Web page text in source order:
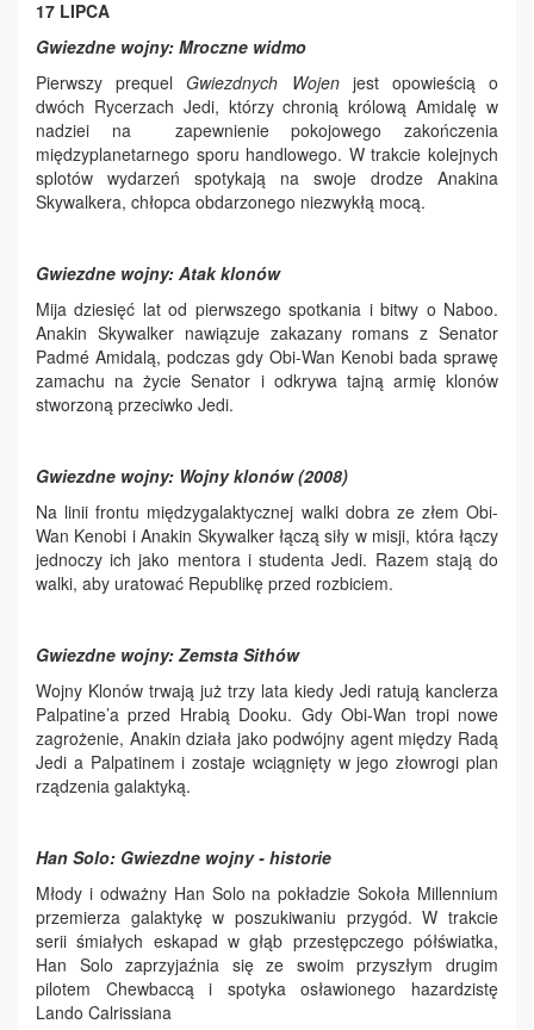
17 LIPCA
Gwiezdne wojny: Mroczne widmo
Pierwszy prequelGwiezdnych Wojen jest opowieścią o
dwóch Rycerzach Jedi, którzy chronią królową Amidalę w
nadziei na zapewnienie pokojowego zakończenia
międzyplanetarnego sporu handlowego. W trakcie kolejnych
splotów wydarzeń spotykają na swoje drodze Anakina
Skywalkera, chłopca obdarzonego niezwykłą mocą.
Gwiezdne wojny: Atak klonów
Mija dziesięć lat od pierwszego spotkania i bitwy o Naboo.
Anakin Skywalker nawiązuje zakazany romans z Senator
Padmé Amidalą, podczas gdy Obi-Wan Kenobi bada sprawę
zamachu na życie Senator i odkrywa tajną armię klonów
stworzoną przeciwko Jedi.
Gwiezdne wojny: Wojny klonów (2008)
Na linii frontu międzygalaktycznej walki dobra ze złem Obi-
Wan Kenobi i Anakin Skywalker łączą siły w misji, która łączy
jednoczy ich jako mentora i studenta Jedi. Razem stają do
walki, aby uratować Republikę przed rozbiciem.
Gwiezdne wojny: Zemsta Sithów
Wojny Klonów trwają już trzy lata kiedy Jedi ratują kanclerza
Palpatine’a przed Hrabią Dooku. Gdy Obi-Wan tropi nowe
zagrożenie, Anakin działa jako podwójny agent między Radą
Jedi a Palpatinem i zostaje wciągnięty w jego złowrogi plan
rządzenia galaktyką.
Han Solo: Gwiezdne wojny - historie
Młody i odważny Han Solo na pokładzie Sokoła Millennium
przemierza galaktykę w poszukiwaniu przygód. W trakcie
serii śmiałych eskapad w głąb przestępczego półświatka,
Han Solo zaprzyjaźnia się ze swoim przyszłym drugim
pilotem Chewbaccą i spotyka osławionego hazardzistę
Lando Calrissiana